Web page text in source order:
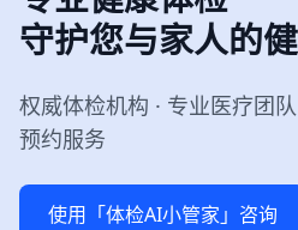
守护您与家人的
权威体检机构 · 专业医疗团
预约服务
使用「体检AI小管家」咨询